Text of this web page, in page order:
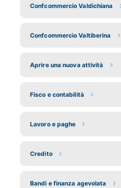
Confcommercio Valdichiana
Confcommercio Valtiberina
Aprire una nuova attività
Fisco e contabilità
Lavoro e paghe
Credito
Bandi e finanza agevolata